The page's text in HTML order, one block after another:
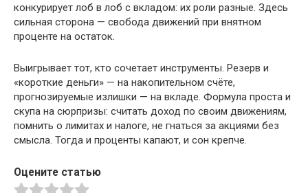
конкурирует лоб в лоб с вкладом: их роли разные. Здесь
сильная сторона — свобода движений при внятном
проценте на остаток.
Выигрывает тот, кто сочетает инструменты. Резерв и
«короткие деньги» — на накопительном счёте,
прогнозируемые излишки — на вкладе. Формула проста и
скупа на сюрпризы: считать доход по своим движениям,
помнить о лимитах и налоге, не гнаться за акциями без
смысла. Тогда и проценты капают, и сон крепче.
Оцените статью